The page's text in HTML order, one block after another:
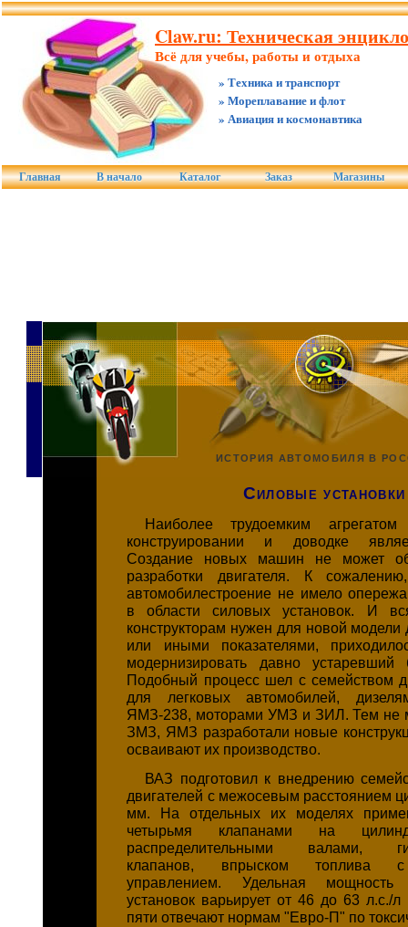
Claw.ru: Техническая
Всё для учебы, работы и отдыха
» Техника и транспорт
» Мореплавание и флот
» Авиация и космонавтика
Главная В начало Каталог Заказ Магазины
ИСТОРИЯ АВТОМОБИЛЯ В
Силовые установки
Наиболее трудоемким
конструировании и доводке
Создание новых машин не может
разработки двигателя. К
автомобилестроение не имело
в области силовых установок. И
конструкторам нужен для новой модели
или иными показателями,
модернизировать давно устаревший
Подобный процесс шел с семейством
для легковых автомобилей,
ЯМЗ-238, моторами УМЗ и ЗИЛ. Тем не
ЗМЗ, ЯМЗ разработали новые
осваивают их производство.
ВАЗ подготовил к внедрению
двигателей с межосевым расстоянием
мм. На отдельных их моделях
четырьмя клапанами на
распределительными валами,
клапанов, впрыском топлива с
управлением. Удельная
установок варьирует от 46 до 63 л.с./
пяти отвечают нормам "Евро-П" по